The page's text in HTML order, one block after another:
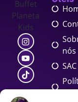
nós
SAC